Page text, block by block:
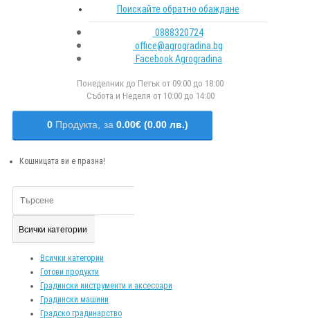
Поискайте обратно обаждане
0888320724
office@agrogradina.bg
Facebook Agrogradina
Понеделник до Петък от 09:00 до 18:00
Събота и Неделя от 10:00 до 14:00
0 Продукта, за 0.00€ (0.00 лв.)
Кошницата ви е празна!
Всички категории
Всички категории
Готови продукти
Градински инструменти и аксесоари
Градински машини
Градско градинарство